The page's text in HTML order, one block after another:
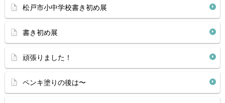
松戸市小中学校書き初め展
書き初め展
頑張りました！
ペンキ塗りの後は〜